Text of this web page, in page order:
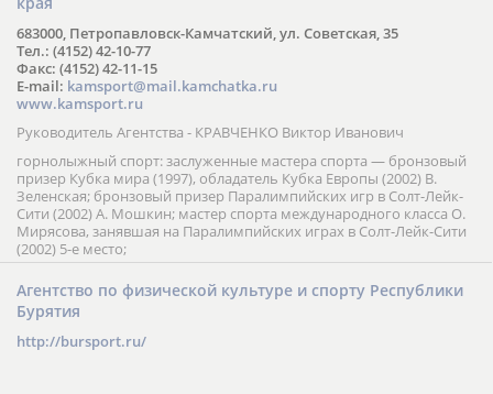
683000, Петропавловск-Камчатский, ул. Советская, 35
Тел.: (4152) 42-10-77
Факс: (4152) 42-11-15
E-mail: kamsport@mail.kamchatka.ru
www.kamsport.ru
Руководитель Агентства - КРАВЧЕНКО Виктор Иванович
горнолыжный спорт: заслуженные мастера спорта — бронзовый
призер Кубка мира (1997), обладатель Кубка Европы (2002) В.
Зеленская; бронзовый призер Паралимпийских игр в Солт-Лейк-
Сити (2002) А. Мошкин; мастер спорта международного класса О.
Мирясова, занявшая на Паралимпийских играх в Солт-Лейк-Сити
(2002) 5-е место;
Агентство по физической культуре и спорту Республики
Бурятия
http://bursport.ru/